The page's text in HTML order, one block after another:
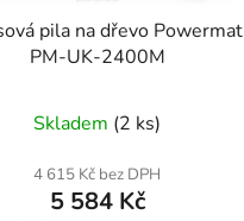
pila na dřevo Powermat
PM-UK-2400M
Skladem (2 ks)
4 615 Kč bez DPH
5 584 Kč